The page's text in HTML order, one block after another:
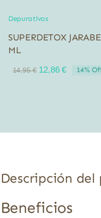
Depurativos
SUPERDETOX
ML
14,95€ El
12,86€El
14%
Descripción del
Beneficios